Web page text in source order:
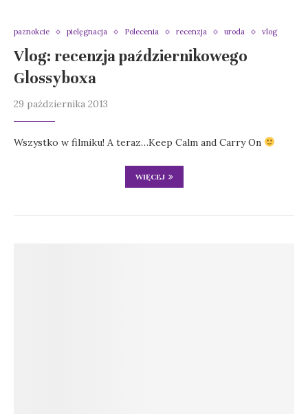
paznokcie pielęgnacja Polecenia recenzja uroda vlog
Vlog: recenzja październikowego
Glossyboxa
29 października 2013
Wszystko w filmiku! A teraz…Keep Calm and Carry On
WIĘCEJ